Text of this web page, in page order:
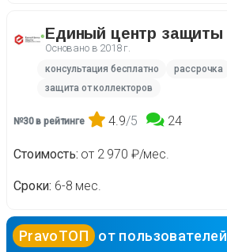
Единый центр защиты
Основано в 2018 г.
консультация бесплатно
рассрочка
защита от коллекторов
№30 в рейтинге 4.9/5 24
Стоимость от 2 970 ₽/мес.
Сроки 6-8 мес.
PravoТОП от пользователей